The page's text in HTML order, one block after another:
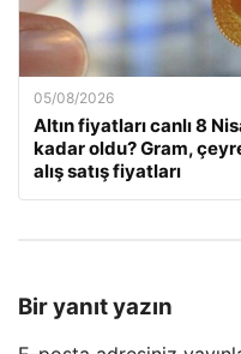
05/08/2026
Altın fiyatları canlı 8
kadar oldu? Gram,
alış satış fiyatları
Bir yanıt yazın